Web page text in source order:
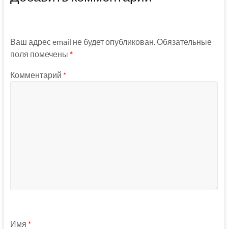
Ваш адрес email не будет опубликован. Обязательные
поля помечены *
Комментарий *
Имя *